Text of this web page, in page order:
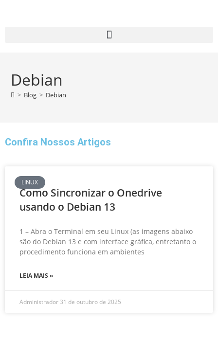
Debian
> Blog > Debian
Confira Nossos Artigos
LINUX
Como Sincronizar o Onedrive
usando o Debian 13
1 – Abra o Terminal em seu Linux (as imagens abaixo
são do Debian 13 e com interface gráfica, entretanto o
procedimento funciona em ambientes
LEIA MAIS »
Administrador 31 de outubro de 2025